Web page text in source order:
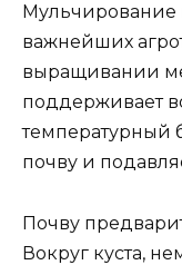
Мульчирование
важнейших
выращивании
поддерживает
температурный
почву и
Почву
Вокруг куста,